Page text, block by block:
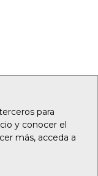
para
y conocer el
más, acceda a